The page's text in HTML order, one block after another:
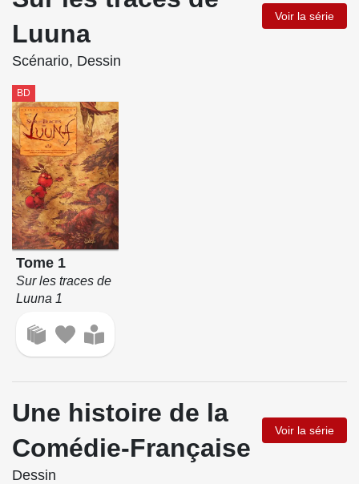
Luuna
Voir la série
Scénario, Dessin
BD
Tome 1
Sur les traces de
Luuna 1
Une histoire de la
Comédie-Française
Voir la série
Dessin